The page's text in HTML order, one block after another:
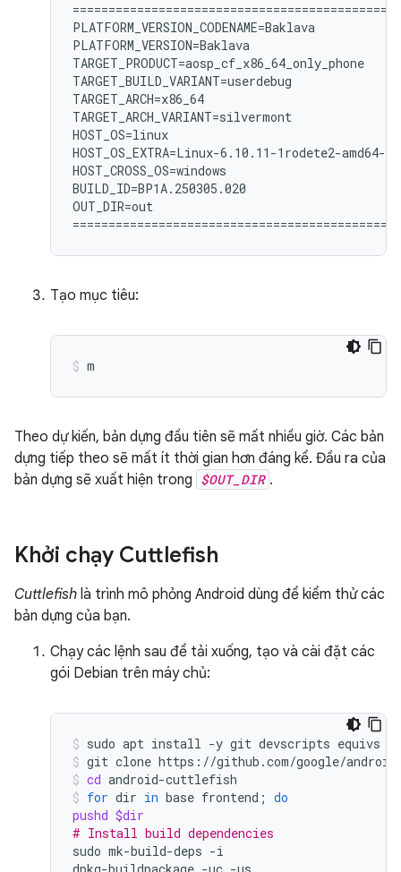
============================================
PLATFORM_VERSION_CODENAME=Baklava
PLATFORM_VERSION=Baklava
TARGET_PRODUCT=aosp_cf_x86_64_only_phone
TARGET_BUILD_VARIANT=userdebug
TARGET_ARCH=x86_64
TARGET_ARCH_VARIANT=silvermont
HOST_OS=linux
HOST_OS_EXTRA=Linux-6.10.11-1rodete2-
HOST_CROSS_OS=windows
BUILD_ID=BP1A.250305.020
OUT_DIR=out
Tạo mục tiêu:
m
Theo dự kiến, bản dựng đầu tiên sẽ mất nhiều giờ. Các bản
dựng tiếp theo sẽ mất ít thời gian hơn đáng kể. Đầu ra của
bản dựng sẽ xuất hiện trong $OUT_DIR .
Khởi chạy Cuttlefish
Cuttlefish là trình mô phỏng Android dùng để kiểm thử các
bản dựng của bạn.
Chạy các lệnh sau để tải xuống, tạo và cài đặt các
gói Debian trên máy chủ:
sudo apt install -y git devscripts equivs
git clone https://github.com/google/
cd android-cuttlefish
for dir in base frontend ; do
pushd $dir
# Install build dependencies
sudo mk-build-deps -i